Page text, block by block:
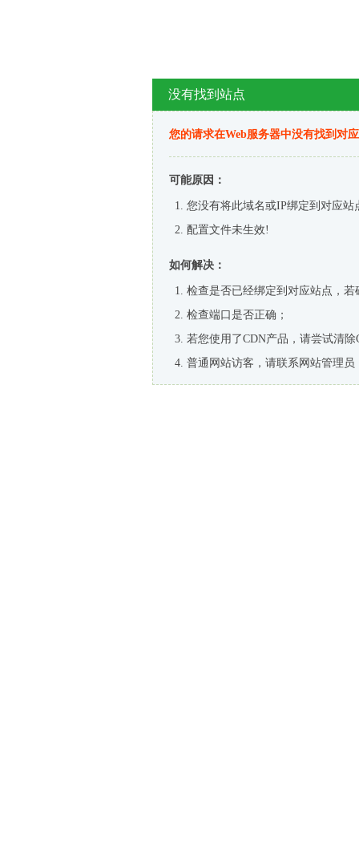
没有找到站点
您的请求在Web服务器中没有找到对
可能原因：
您没有将此域名或IP绑定到对应站
配置文件未生效!
如何解决：
检查是否已经绑定到对应站点，
检查端口是否正确；
若您使用了CDN产品，请尝试清除
普通网站访客，请联系网站管理员